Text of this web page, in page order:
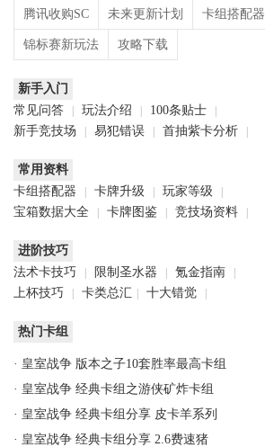
腾讯收购SC 未来更新计划 卡组搭配器
锦标赛新玩法 攻略下载
新手入门
常见问答
玩法介绍 100条贴士
新手竞技场 易犯错误 首抽紫卡分析
常用资料
卡组搭配器
卡牌升级 玩家等级
宝箱数据大全 卡牌图鉴 竞技场资料
进阶技巧
法术卡技巧
限制圣水器 氪金指南
上杯技巧 卡类总汇 十大错觉
热门卡组
· 皇室战争 版本之子10套胜率最高卡组
· 皇室战争 经典卡组之游侠矿炸卡组
· 皇室战争 经典卡组分享 皮卡羊系列
· 皇室战争 经典卡组分享 2.6费速猪